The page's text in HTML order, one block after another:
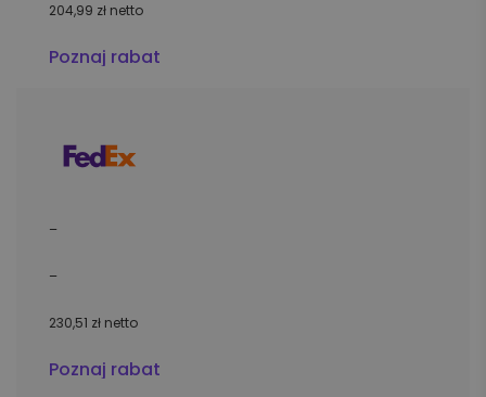
204,99 zł netto
Poznaj rabat
–
–
230,51 zł netto
Poznaj rabat